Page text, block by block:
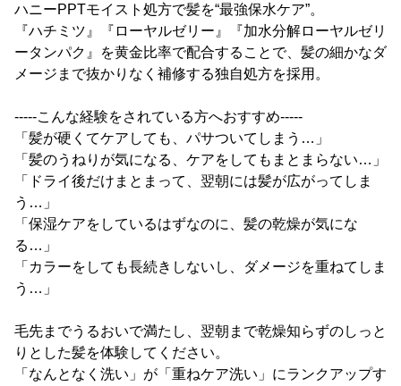
ハニーPPTモイスト処方で髪を“最強保水ケア”。
『ハチミツ』『ローヤルゼリー』『加水分解ローヤルゼリ
ータンパク』を黄金比率で配合することで、髪の細かなダ
メージまで抜かりなく補修する独自処方を採用。
-----こんな経験をされている方へおすすめ-----
「髪が硬くてケアしても、パサついてしまう…」
「髪のうねりが気になる、ケアをしてもまとまらない…」
「ドライ後だけまとまって、翌朝には髪が広がってしま
う…」
「保湿ケアをしているはずなのに、髪の乾燥が気にな
る…」
「カラーをしても長続きしないし、ダメージを重ねてしま
う…」
毛先までうるおいで満たし、翌朝まで乾燥知らずのしっと
りとした髪を体験してください。
「なんとなく洗い」が「重ねケア洗い」にランクアップす